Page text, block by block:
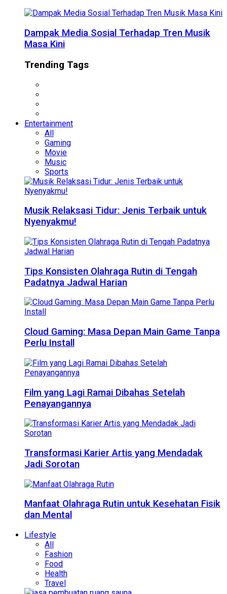
Dampak Media Sosial Terhadap Tren Musik
Masa Kini
Trending Tags
Entertainment
All
Gaming
Movie
Music
Sports
Musik Relaksasi Tidur: Jenis Terbaik untuk
Nyenyakmu!
Tips Konsisten Olahraga Rutin di Tengah
Padatnya Jadwal Harian
Cloud Gaming: Masa Depan Main Game Tanpa
Perlu Install
Film yang Lagi Ramai Dibahas Setelah
Penayangannya
Transformasi Karier Artis yang Mendadak
Jadi Sorotan
Manfaat Olahraga Rutin untuk Kesehatan Fisik
dan Mental
Lifestyle
All
Fashion
Food
Health
Travel